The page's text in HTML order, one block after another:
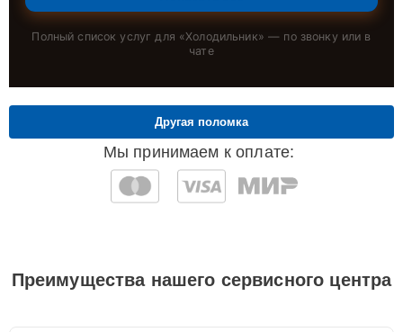
Полный список услуг для «Холодильник» — по звонку или в
чате
Мы принимаем к оплате:
Другая поломка
Преимущества нашего сервисного центра